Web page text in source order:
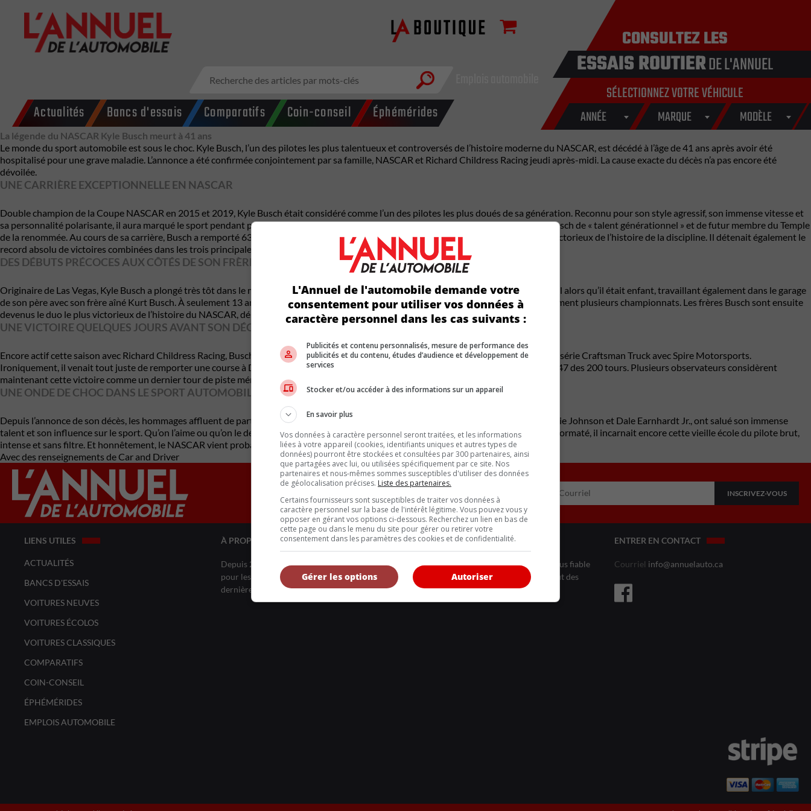
Actualités Bancs d'essais Comparatifs Coin-conseil Éphémérides
CONSULTEZ LES
ESSAIS ROUTIERDE L'ANNUEL
SÉLECTIONNEZ VOTRE VÉHICULE
ANNÉE MARQUE MODÈLE
La légende du NASCAR Kyle Busch meurt à 41 ans
Le monde du sport automobile est sous le choc. Kyle Busch, l’un des pilotes les plus talentueux et controversés de l’histoire moderne du NASCAR, est décédé à l’âge de 41 ans après avoir été
hospitalisé pour une grave maladie. L’annonce a été confirmée conjointement par sa famille, NASCAR et Richard Childress Racing jeudi après-midi. La cause exacte du décès n’a pas encore été
dévoilée.
UNE CARRIÈRE EXCEPTIONNELLE EN NASCAR
Double champion de la Coupe NASCAR en 2015 et 2019, Kyle Busch était considéré comme l’un des pilotes les plus doués de sa génération. Reconnu pour son style agressif, son immense vitesse et
sa personnalité polarisante, il aura marqué le sport pendant plus de deux décennies. Dans un communiqué officiel, NASCAR a qualifié Busch de « talent générationnel » et de futur membre du Temple
de la renommée. Au cours de sa carrière, Busch a remporté 63 victoires en NASCAR Cup Series, ce qui le place parmi les pilotes les plus victorieux de l’histoire de la discipline. Il détenait également le
record absolu de victoires combinées dans les trois principales séries nationales de NASCAR.
DES DÉBUTS PRÉCOCES AUX CÔTÉS DE SON FRÈRE KURT
Originaire de Las Vegas, Kyle Busch a plongé très tôt dans le monde de la course automobile. Il pilotait déjà des karts sur le terrain familial alors qu’il était enfant, travaillant également dans le garage
de son père avec son frère aîné Kurt Busch. À seulement 13 ans, il faisait déjà sa marque dans les séries Legends Cars, remportant rapidement plusieurs championnats. Les frères Busch sont ensuite
devenus le duo le plus victorieux de l’histoire du NASCAR, dépassant même la célèbre famille Allison.
UNE VICTOIRE QUELQUES JOURS AVANT SON DÉCÈS
Encore actif cette saison avec Richard Childress Racing, Busch pilotait la Chevrolet No. 8 en Coupe NASCAR. Il participait également à la série Craftsman Truck avecSpire Motorsports.
Ironiquement, il venait tout juste de remporter une course à Dover Motor Speedway
le week-end dernier, dominant l’épreuve pendant 147 des 200 tours. Plusieurs observateurs considèrent
maintenant cette victoire comme un dernier tour de piste mémorable pour celui qu’on surnommait « Rowdy ».
UNE ONDE DE CHOC DANS LE SPORT AUTOMOBILE
Depuis l’annonce de son décès, les hommages affluent de partout dans le paddock NASCAR. Plusieurs pilotes, dont Jimmie Johnson et Dale Earnhardt Jr., ont salué son immense
talent et son influence sur le sport. Qu’on l’aime ou qu’on le déteste, Kyle Busch ne laissait personne indifférent. Dans un univers parfois formaté, il incarnait encore cette vieille école du pilote brut,
intense et sans filtre. Et honnêtement, le NASCAR vient probablement de perdre son dernier véritable « méchant » charismatique.
Avec des renseignements de Car and Driver
Inscrivez vous à l'infolettre.
LIENS UTILES
ACTUALITÉS
BANCS D'ESSAIS
VOITURES NEUVES
VOITURES ÉCOLOS
VOITURES CLASSIQUES
COMPARATIFS
COIN-CONSEIL
ÉPHÉMÉRIDES
EMPLOIS AUTOMOBILE
À PROPOS DE NOUS
Depuis 20 ans, l’Annuel de l’automobile demeure l’outil de référence le plus complet et le plus fiable
pour les amateurs et les consommateurs à la recherche d’un véhicule ou simplement à l’affût des
dernières nouveautés.
ENTRER EN CONTACT
Courriel info@annuelauto.ca
L'Annuel de l'automobile demande votre
consentement pour utiliser vos données à
caractère personnel dans les cas suivants :
Publicités et contenu personnalisés, mesure de performance des
publicités et du contenu, études d’audience et développement de
services
Stocker et/ou accéder à des informations sur un appareil
En savoir plus
Vos données à caractère personnel seront traitées, et les informations
liées à votre appareil (cookies, identifiants uniques et autres types de
données) pourront être stockées et consultées par 300 partenaires, ainsi
que partagées avec lui, ou utilisées spécifiquement par ce site. Nos
partenaires et nous-mêmes sommes susceptibles d'utiliser des données
de géolocalisation précises. Liste des partenaires.
Certains fournisseurs sont susceptibles de traiter vos données à
caractère personnel sur la base de l'intérêt légitime. Vous pouvez vous y
opposer en gérant vos options ci-dessous. Recherchez un lien en bas de
cette page ou dans le menu du site pour gérer ou retirer votre
consentement dans les paramètres des cookies et de confidentialité.
Autoriser
Gérer les options